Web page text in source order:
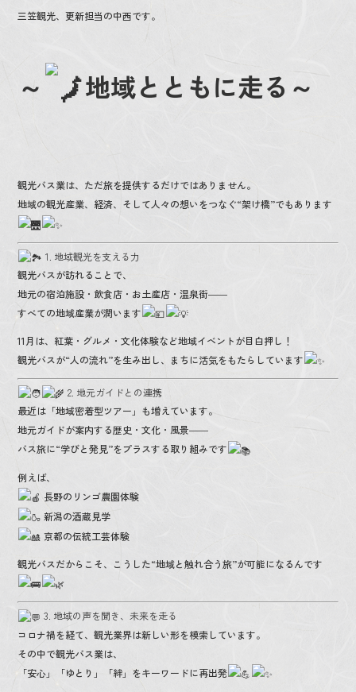
b
o
o
er
三笠観光、更新担当の中西です。
～ 地域とともに走る～
観光バス業は、ただ旅を提供するだけではありません。
地域の観光産業、経済、そして人々の想いをつなぐ“架け橋”でもあります
1. 地域観光を支える力
観光バスが訪れることで、
地元の宿泊施設・飲食店・お土産店・温泉街――
すべての地域産業が潤います
11月は、紅葉・グルメ・文化体験など地域イベントが目白押し！
観光バスが“人の流れ”を生み出し、まちに活気をもたらしています
2. 地元ガイドとの連携
最近は「地域密着型ツアー」も増えています。
地元ガイドが案内する歴史・文化・風景――
バス旅に“学びと発見”をプラスする取り組みです
例えば、
長野のリンゴ農園体験
新潟の酒蔵見学
京都の伝統工芸体験
観光バスだからこそ、こうした“地域と触れ合う旅”が可能になるんです
3. 地域の声を聞き、未来を走る
コロナ禍を経て、観光業界は新しい形を模索しています。
その中で観光バス業は、
「安心」「ゆとり」「絆」をキーワードに再出発